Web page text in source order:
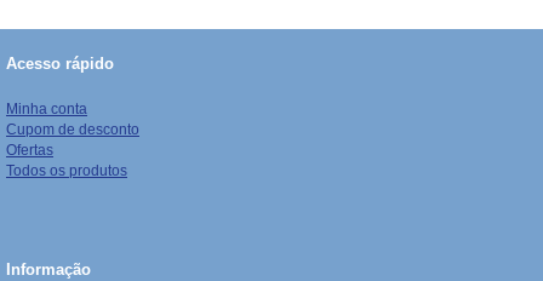
Acesso rápido
Minha conta
Cupom de desconto
Ofertas
Todos os produtos
Informação